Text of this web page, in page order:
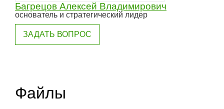
Багрецов Алексей Владимирович
основатель и стратегический лидер
ЗАДАТЬ ВОПРОС
Файлы